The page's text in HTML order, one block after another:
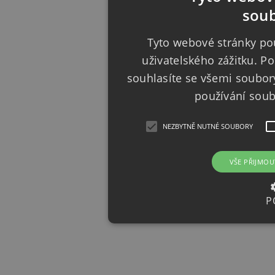
Tyto webové stránky
uživatelského zážitku.
souhlasíte se všemi
používání
NEZBYTNĚ NUTNÉ SOUBORY
VŠE